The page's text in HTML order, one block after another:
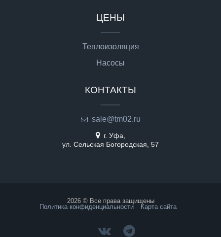
ЦЕНЫ
Теплоизоляция
Насосы
КОНТАКТЫ
sale@tm02.ru
г. Уфа,
ул. Сельская Богородская, 57
2026 © Все права защищены
Политика конфиденциальности
Карта сайта